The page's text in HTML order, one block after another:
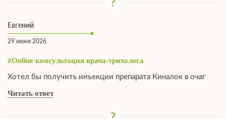
Евгений
29 июня 2026
#Online консультация врача-трихолога
Хотел бы получить инъекции препарата Киналок в очаг
Читать ответ